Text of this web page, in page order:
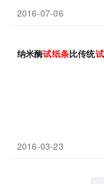
2016-07-06
纳米酶试纸条比传统
2016-03-23